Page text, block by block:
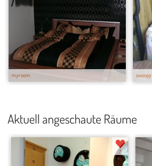
myroom swoopy
Aktuell angeschaute Räume
3